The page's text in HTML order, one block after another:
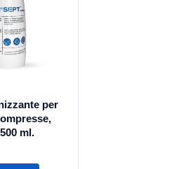
per
ml.